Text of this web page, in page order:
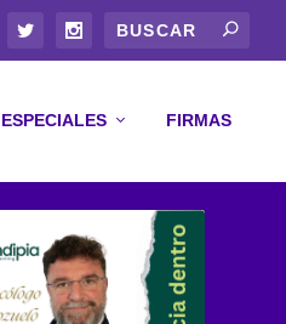
ESPECIALES FIRMAS